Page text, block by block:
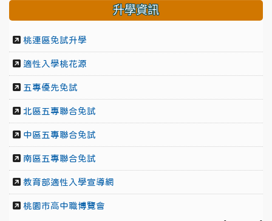
升學資訊
桃連區免試升學
適性入學桃花源
五專優先免試
北區五專聯合免試
中區五專聯合免試
南區五專聯合免試
教育部適性入學宣導網
桃園市高中職博覽會